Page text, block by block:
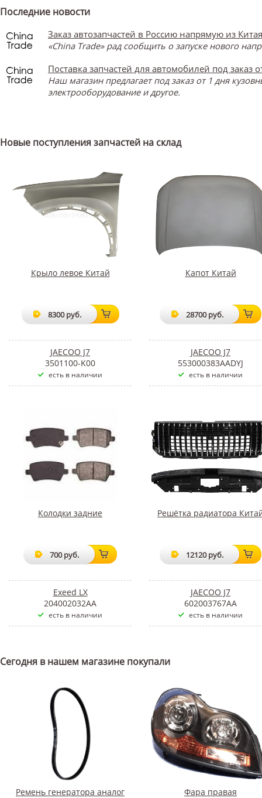
Последние новости
Заказ автозапчастей в Россию напрямую из Китая
«China Trade» рад сообщить о запуске нового
Поставка запчастей для автомобилей под заказ
Наш магазин предлагает под заказ от 1 дня
электрооборудование и другое.
Новые поступления запчастей на склад
Крыло левое Китай
8300 руб.
JAECOO J7
3501100-K00
есть в наличии
Капот Китай
28700 руб.
JAECOO J7
553000383AADYJ
есть в наличии
Колодки задние
700 руб.
Exeed LX
204002032AA
есть в наличии
Решётка радиатора
12120 руб.
JAECOO J7
602003767AA
есть в наличии
Сегодня в нашем магазине покупали
Ремень генератора аналог
Фара правая